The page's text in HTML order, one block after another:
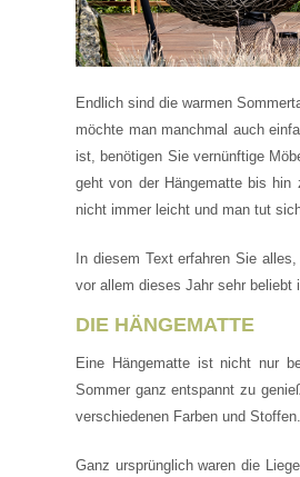
Endlich sind die warmen
möchte man manchmal auch
ist, benötigen Sie vernünftige
geht von der Hängematte bis hin
nicht immer leicht und man tut
In diesem Text erfahren Sie
vor allem dieses Jahr sehr beliebt
DIE HÄNGEMATTE
Eine Hängematte ist nicht nur
Sommer ganz entspannt zu
verschiedenen Farben und Stoffen.
Ganz ursprünglich waren die